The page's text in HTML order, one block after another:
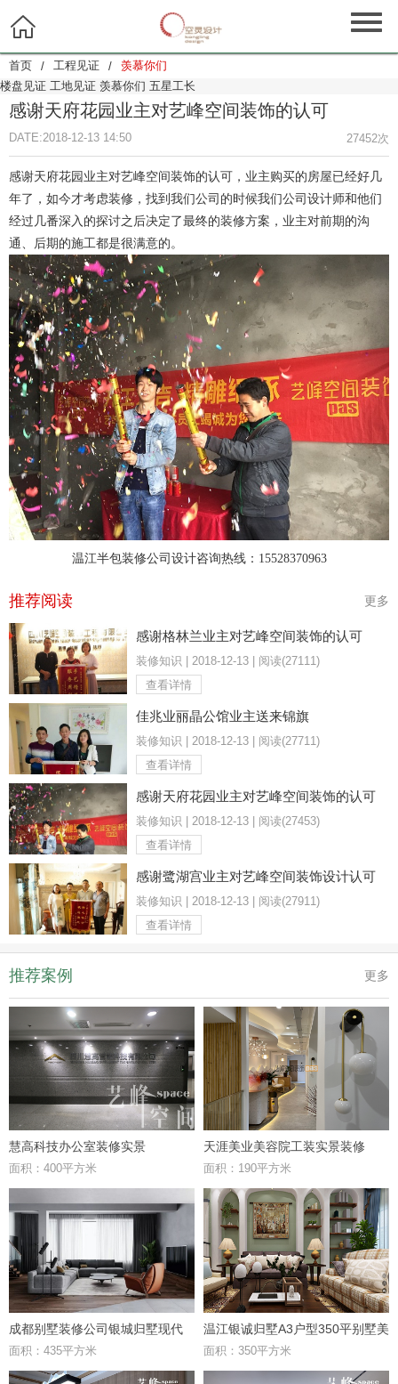

首页 / 工程见证 /
羡慕你们
楼盘见证 工地见证 羡慕你们 五星工长
感谢天府花园业主对艺峰空间装饰的认可
DATE:2018-12-13 14:50 27452次
感谢天府花园业主对艺峰空间装饰的认可，业主购买的房屋已经好几
年了，如今才考虑装修，找到我们公司的时候我们公司设计师和他们
经过几番深入的探讨之后决定了最终的装修方案，业主对前期的沟
通、后期的施工都是很满意的。
温江半包装修公司设计咨询热线：15528370963
推荐阅读 更多
感谢格林兰业主对艺峰空间装饰的认可
装修知识 | 2018-12-13 | 阅读(27111)
查看详情
佳兆业丽晶公馆业主送来锦旗
装修知识 | 2018-12-13 | 阅读(27711)
查看详情
感谢天府花园业主对艺峰空间装饰的认可
装修知识 | 2018-12-13 | 阅读(27453)
查看详情
感谢鹭湖宫业主对艺峰空间装饰设计认可
装修知识 | 2018-12-13 | 阅读(27911)
查看详情
推荐案例 更多
慧高科技办公室装修实景
面积：400平方米
天涯美业美容院工装实景装修
面积：190平方米
成都别墅装修公司银城归墅现代
风格案例鉴赏
面积：435平方米
温江银诚归墅A3户型350平别墅美
式风格效果图鉴赏
面积：350平方米